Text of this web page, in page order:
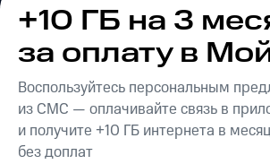
Деньги
связь
номер
в МТС
Тарифы
Личный
кабинет
приложение
Мой
МТС
Акции
+10 ГБ на 3
за оплату в
Воспользуйтесь персональным
из СМС — оплачивайте связь в
и получите +10 ГБ интернета в
без доплат